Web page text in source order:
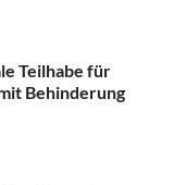
Teilhabe für
Behinderung